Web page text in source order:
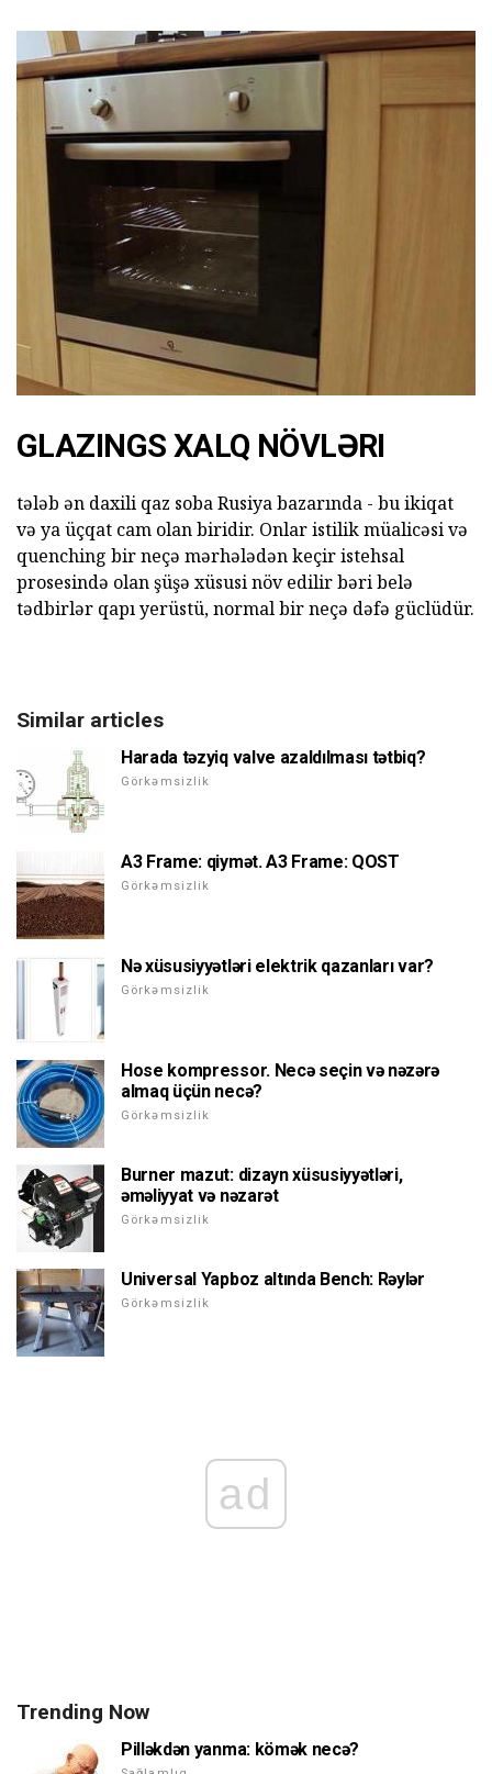
GLAZINGS XALQ NÖVLƏRI
tələb ən daxili qaz soba Rusiya bazarında - bu ikiqat
və ya üçqat cam olan biridir. Onlar istilik müalicəsi və
quenching bir neçə mərhələdən keçir istehsal
prosesində olan şüşə xüsusi növ edilir bəri belə
tədbirlər qapı yerüstü, normal bir neçə dəfə güclüdür.
Similar articles
Harada təzyiq valve azaldılması tətbiq?
Görkəmsizlik
A3 Frame: qiymət. A3 Frame: QOST
Görkəmsizlik
Nə xüsusiyyətləri elektrik qazanları var?
Görkəmsizlik
Hose kompressor. Necə seçin və nəzərə
almaq üçün necə?
Görkəmsizlik
Burner mazut: dizayn xüsusiyyətləri,
əməliyyat və nəzarət
Görkəmsizlik
Universal Yapboz altında Bench: Rəylər
Görkəmsizlik
ad
Trending Now
Pilləkdən yanma: kömək necə?